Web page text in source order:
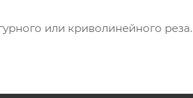
или криволинейного реза.